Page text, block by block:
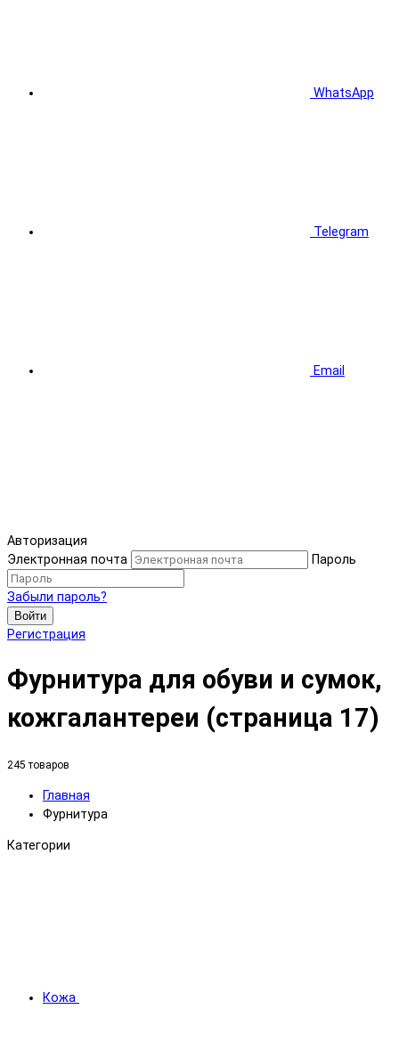
WhatsApp
Telegram
Email
Авторизация
Электронная почта
Пароль
Забыли пароль?
Войти
Регистрация
Фурнитура для обуви и сумок,
кожгалантереи (страница 17)
245 товаров
Главная
Фурнитура
Категории
Кожа